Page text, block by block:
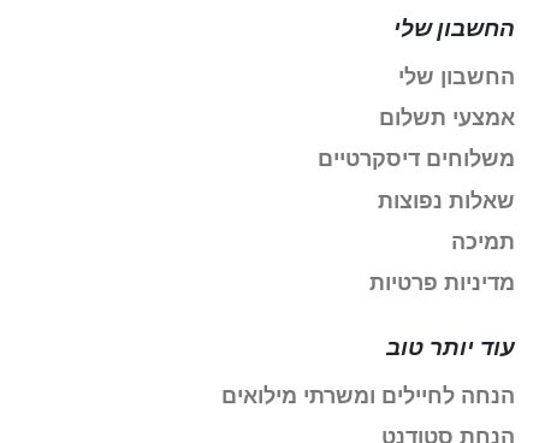
החשבון שלי
החשבון שלי
אמצעי תשלום
משלוחים דיסקרטיים
שאלות נפוצות
תמיכה
מדיניות פרטיות
עוד יותר טוב
הנחה לחיילים ומשרתי מילואים
הנחת סטודנט